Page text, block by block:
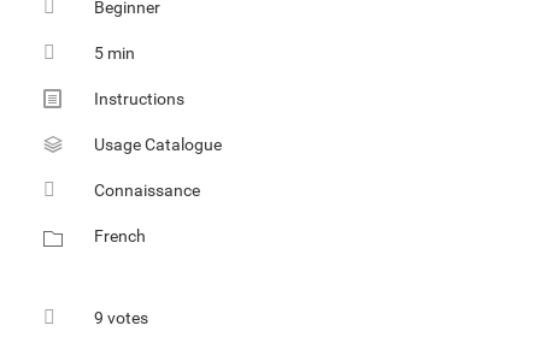
Beginner
5 min
Multimedia
Instructions
Usage Catalogue
Connaissance
French
9 votes